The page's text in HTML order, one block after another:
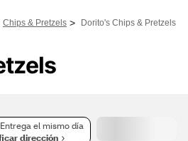
Chips & Pretzels > Dorito's Chips & Pretzels
Entrega el mismo día
dirección